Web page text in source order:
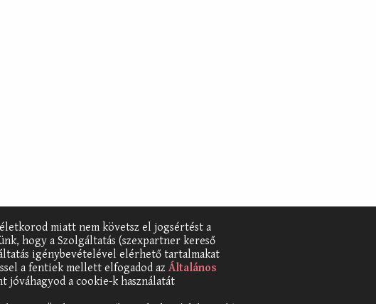
miatt nem követsz el jogsértést a
hogy a Szolgáltatás (szexpartner kereső
igénybevételével elérhető tartalmakat
a fentiek mellett elfogadod az Általános
jóváhagyod a cookie-k használatát